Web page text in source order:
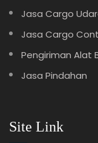
Jasa Cargo
Jasa Cargo
Pengiriman Alat
Jasa Pindahan
Site Link